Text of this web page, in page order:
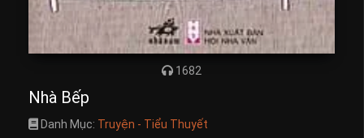
1682
Nhà Bếp
Danh Mục: Truyện - Tiểu Thuyết